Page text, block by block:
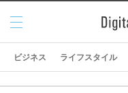
メニ
ュー
ビジネス ライフスタイル